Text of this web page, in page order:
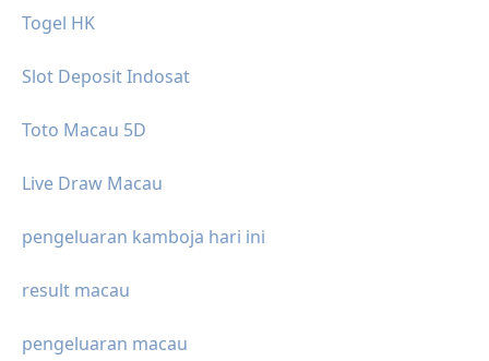
Togel HK
Slot Deposit Indosat
Toto Macau 5D
Live Draw Macau
pengeluaran kamboja hari ini
result macau
pengeluaran macau